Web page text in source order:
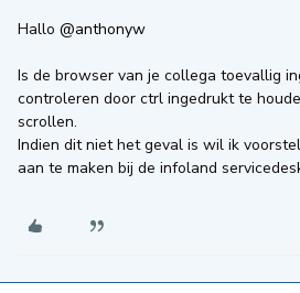
Hallo @anthonyw
Is de browser van je collega toevallig
controleren door ctrl ingedrukt te
scrollen.
Indien dit niet het geval is wil ik
aan te maken bij de infoland